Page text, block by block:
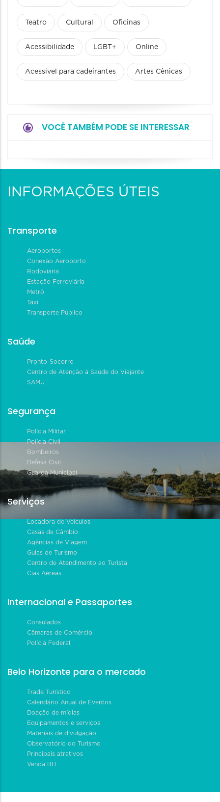
Teatro Cultural Oficinas
Acessibilidade LGBT+ Online
Acessível para cadeirantes Artes Cênicas
VOCÊ TAMBÉM PODE SE INTERESSAR
INFORMAÇÕES ÚTEIS
Transporte
Aeroportos
Conexão Aeroporto
Rodoviária
Estação Ferroviária
Metrô
Táxi
Transporte Público
Saúde
Pronto-Socorro
Centro de Atenção à Saúde do Viajante
SAMU
Segurança
Polícia Militar
Polícia Civil
Bombeiros
Defesa Civil
Guarda Municipal
Serviços
Locadora de Veículos
Casas de Câmbio
Agências de Viagem
Guias de Turismo
Centro de Atendimento ao Turista
Cias Aéreas
Internacional e Passaportes
Consulados
Câmaras de Comércio
Polícia Federal
Belo Horizonte para o mercado
Trade Turístico
Calendário Anual de Eventos
Doação de mídias
Equipamentos e serviços
Materiais de divulgação
Observatório do Turismo
Principais atrativos
Venda BH